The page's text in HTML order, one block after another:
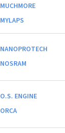
MUCHMORE
MYLAPS
NANOPROTECH
NOSRAM
O.S. ENGINE
ORCA